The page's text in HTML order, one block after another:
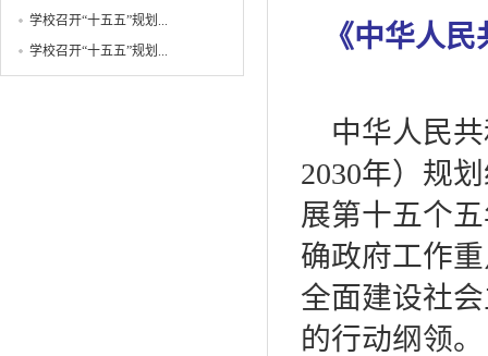
学校召开“十五五”规划...
学校召开“十五五”规划...
《中华人
中华人民
2030年）规
展第十五个
确政府工作
全面建设社
的行动纲领。